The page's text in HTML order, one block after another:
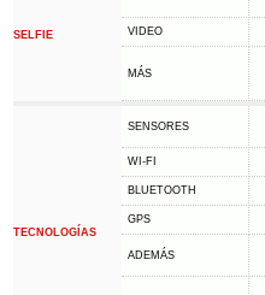
SELFIE VIDEO
MÁS
TECNOLOGÍAS
SENSORES
WI-FI
BLUETOOTH
GPS
ADEMÁS